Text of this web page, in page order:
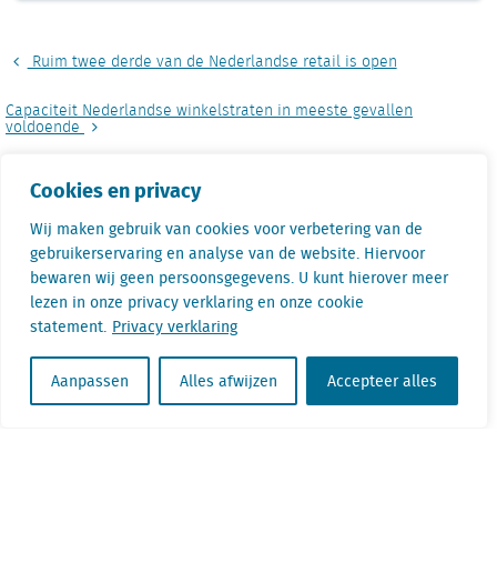
Cookies en privacy
Wij maken gebruik van cookies voor verbetering van de
gebruikerservaring en analyse van de website. Hiervoor
bewaren wij geen persoonsgegevens. U kunt hierover meer
lezen in onze privacy verklaring en onze cookie
statement. Privacy verklaring
Aanpassen Alles afwijzen Accepteer alles
Ruim twee derde van de Nederlandse retail is open
Capaciteit Nederlandse winkelstraten in meeste gevallen
voldoende
Gertjan Slob is Directeur Onderzoek bij
Locatus. Tijdens zijn werk is hij continu bezig
met het analyseren van retaildata. Hierbij
signaleert hij regelmatig opvallende trends en
ontwikkelingen. Hij is dan ook een
veelgevraagd spreker.